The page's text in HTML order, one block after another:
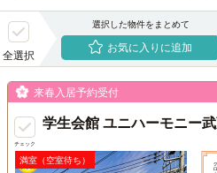
全選択
選択した物件をまとめて
お気に入りに追加
チェック
来春入居予約受付
学生会館 ユニハーモニー
満室（空室待ち）